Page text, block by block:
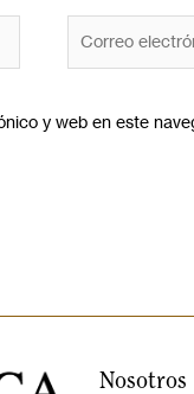
y web en este
Nosotros